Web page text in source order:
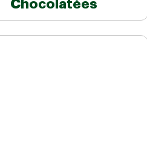
Chocolatées